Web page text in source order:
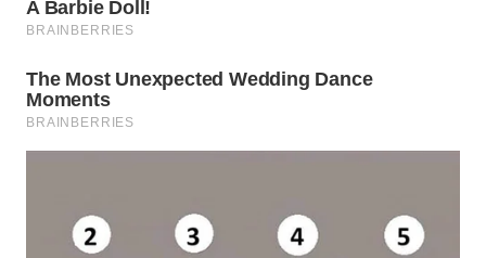
SERDANG
TEBING
TINGGI
WN